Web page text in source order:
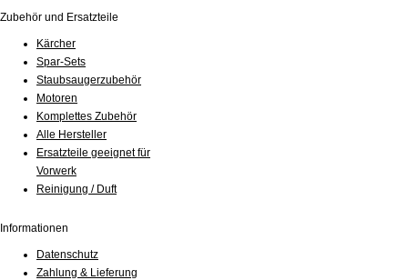
Zubehör und Ersatzteile
Kärcher
Spar-Sets
Staubsaugerzubehör
Motoren
Komplettes Zubehör
Alle Hersteller
Ersatzteile geeignet für
Vorwerk
Reinigung / Duft
Informationen
Datenschutz
Zahlung & Lieferung